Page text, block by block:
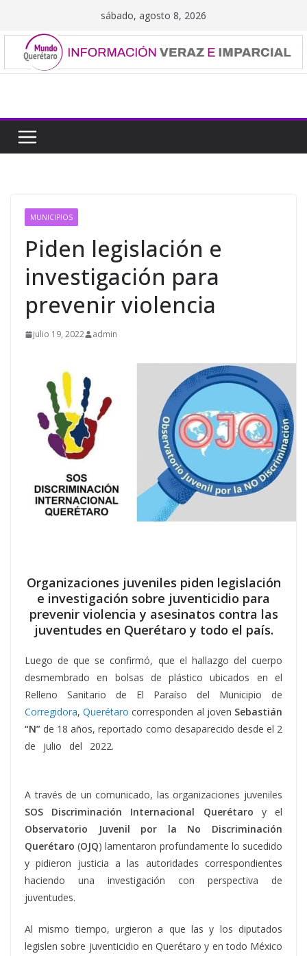
contenido
sábado, agosto 8, 2026
MUNICIPIOS
Piden legislación e
investigación para
prevenir violencia
julio 19, 2022 admin
Organizaciones juveniles piden legislación
e investigación sobre juventicidio para
prevenir violencia y asesinatos contra las
juventudes en Querétaro y todo el país.
Luego de que se confirmó, que el hallazgo del cuerpo
desmembrado en bolsas de plástico ubicados en el
Relleno Sanitario de El Paraíso del Municipio de
Corregidora,Querétaro corresponden al joven Sebastián
“N” de 18 años, reportado como desaparecido desde el 2
de julio del 2022.
A través de un comunicado, las organizaciones juveniles
SOS Discriminación Internacional Querétaro y el
Observatorio Juvenil por la No Discriminación
Querétaro (OJQ) lamentaron profundamente lo sucedido
y pidieron justicia a las autoridades correspondientes
haciendo una investigación con perspectiva de
juventudes.
Al mismo tiempo, urgieron a que las y los diputados
legislen sobre juventicidio en Querétaro y en todo México